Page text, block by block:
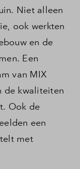
Niet alleen
ook werkten
en de
Een
van MIX
de kwaliteiten
Ook de
een
met